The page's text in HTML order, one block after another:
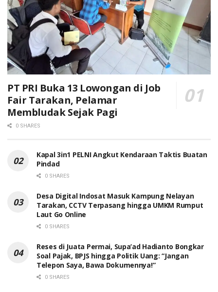
PT PRI Buka 13 Lowongan di Job
Fair Tarakan, Pelamar
Membludak Sejak Pagi
0 SHARES
Kapal 3in1 PELNI Angkut Kendaraan Taktis Buatan
Pindad
0 SHARES
Desa Digital Indosat Masuk Kampung Nelayan
Tarakan, CCTV Terpasang hingga UMKM Rumput
Laut Go Online
0 SHARES
Reses di Juata Permai, Supa’ad Hadianto Bongkar
Soal Pajak, BPJS hingga Politik Uang: “Jangan
Telepon Saya, Bawa Dokumennya!”
0 SHARES